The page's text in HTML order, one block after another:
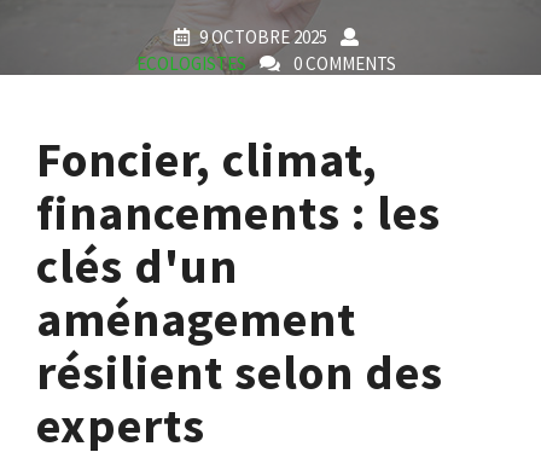
9 OCTOBRE 2025
ECOLOGISTES
0 COMMENTS
Foncier, climat,
financements : les
clés d'un
aménagement
résilient selon des
experts